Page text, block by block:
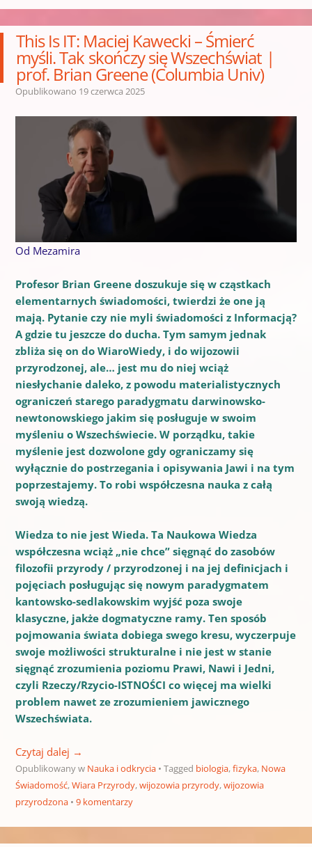
This Is IT: Maciej Kawecki – Śmierć
myśli. Tak skończy się Wszechświat |
prof. Brian Greene (Columbia Univ)
Opublikowano 19 czerwca 2025
Od Mezamira
Profesor Brian Greene doszukuje się w cząstkach
elementarnych świadomości, twierdzi że one ją
mają. Pytanie czy nie myli świadomości z Informacją?
A gdzie tu jeszcze do ducha. Tym samym jednak
zbliża się on do WiaroWiedy, i do wijozowii
przyrodzonej, ale… jest mu do niej wciąż
niesłychanie daleko, z powodu materialistycznych
ograniczeń starego paradygmatu darwinowsko-
newtonowskiego jakim się posługuje w swoim
myśleniu o Wszechświecie. W porządku, takie
myślenie jest dozwolone gdy ograniczamy się
wyłącznie do postrzegania i opisywania Jawi i na tym
poprzestajemy. To robi współczesna nauka z całą
swoją wiedzą.
Wiedza to nie jest Wieda. Ta Naukowa Wiedza
współczesna wciąż „nie chce” sięgnąć do zasobów
filozofii przyrody / przyrodzonej i na jej definicjach i
pojęciach posługując się nowym paradygmatem
kantowsko-sedlakowskim wyjść poza swoje
klasyczne, jakże dogmatyczne ramy. Ten sposób
pojmowania świata dobiega swego kresu, wyczerpuje
swoje możliwości strukturalne i nie jest w stanie
sięgnąć zrozumienia poziomu Prawi, Nawi i Jedni,
czyli Rzeczy/Rzycio-ISTNOŚCI co więcej ma wielki
problem nawet ze zrozumieniem jawicznego
Wszechświata.
Czytaj dalej →
Opublikowany w Nauka i odkrycia Tagged biologia,fizyka, Nowa
Świadomość,Wiara Przyrody,wijozowia przyrody,wijozowia
przyrodzona
9 komentarzy